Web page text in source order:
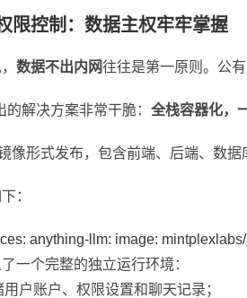
限控制：数据主权牢牢掌握
数据不出内网往往是第一原则。公
的解决方案非常干脆：全栈容器化，
像形式发布，包含前端、后端、数
：
anything-llm: image:
一个完整的独立运行环境：
户账户、权限设置和聊天记录；